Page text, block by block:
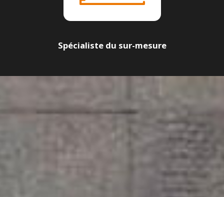
Spécialiste du sur-mesure